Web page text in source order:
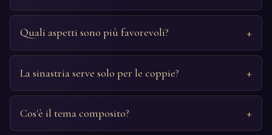
Quali aspetti sono più favorevoli?
La sinastria serve solo per le coppie?
Cos'è il tema composito?